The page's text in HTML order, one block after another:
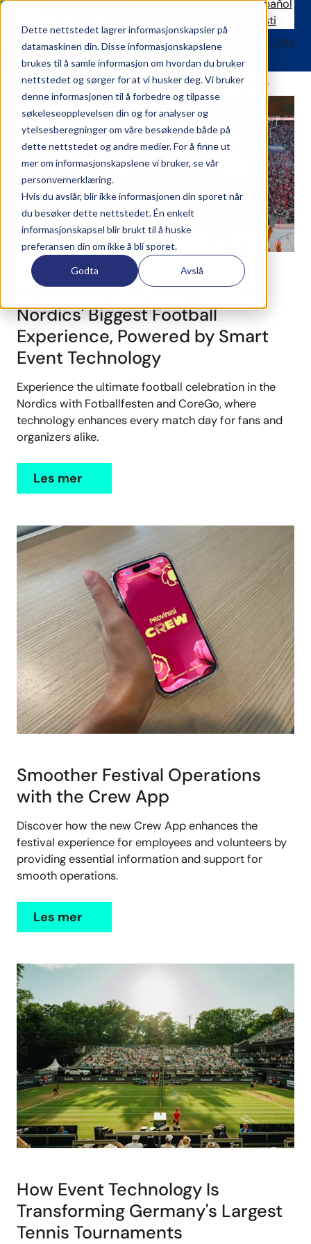
Dette nettstedet lagrer informasjonskapsler på
datamaskinen din. Disse informasjonskapslene
brukes til å samle informasjon om hvordan du bruker
nettstedet og sørger for at vi husker deg. Vi bruker
denne informasjonen til å forbedre og tilpasse
søkeleseopplevelsen din og for analyser og
ytelsesberegninger om våre besøkende både på
dette nettstedet og andre medier. For å finne ut
mer om informasjonskapslene vi bruker, se vår
personvernerklæring.
Hvis du avslår, blir ikke informasjonen din sporet når
du besøker dette nettstedet. Én enkelt
informasjonskapsel blir brukt til å huske
preferansen din om ikke å bli sporet.
Godta Avslå
Español
Eesti
Løsninger
Referanser Nyheter Om CoreGo Kontakt oss
Takk skal du ha!
Vitarkontaktmeddegsåsnartsommulig.
Sjekk de siste nyhetene våre
Fotballfesten x CoreGo – The
Nordics' Biggest Football
Experience, Powered by Smart
Event Technology
Experience the ultimate football celebration in the
Nordics with Fotballfesten and CoreGo, where
technology enhances every match day for fans and
organizers alike.
Les mer
Smoother Festival Operations
with the Crew App
Discover how the new Crew App enhances the
festival experience for employees and volunteers by
providing essential information and support for
smooth operations.
Les mer
How Event Technology Is
Transforming Germany's Largest
Tennis Tournaments